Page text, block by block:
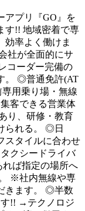
アプリ『GO』を
す!! 地域密着で専
効率よく働けま
社が全面的にサ
コーダー完備の
。 ◎普通免許(AT
用乗り場・無線
客できる営業体
り、研修・教育
られる。 ◎日
スタイルに合わせ
クシードライバ
れば指定の場所へ
※社内無線や専
きます。 ◎半数
す!! →テクノロジ